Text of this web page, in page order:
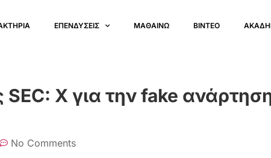
ΕΠΕΝΔΥΣΕΙΣ ΜΑΘΑΙΝΩ ΒΙΝΤΕΟ
X για την fake
No Comments